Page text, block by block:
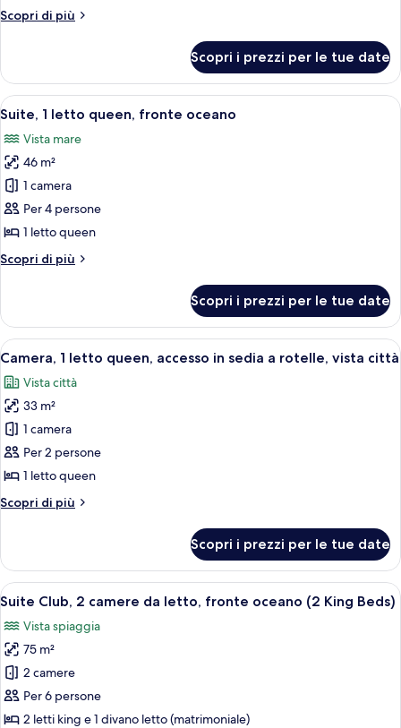
matrimoniale,
Scopri di più
Altri
1
letto
matrimoniale,
città
Scopri i prezzi per le tue date
Apri
tutte
le
foto
per
Suite,
1
queen,
Un balcone con vista sulla spiaggia,
6
Suite, 1 letto queen, fronte oceano
Vista mare
46 m²
1 camera
Per 4 persone
1 letto queen
Scopri di più
Altri
1
letto
queen,
oceano
Scopri i prezzi per le tue date
Apri
tutte
le
foto
per
Camera,
1
queen,
sedia
a
vista
città
Una camera d'albergo con un letto
5
Camera, 1 letto queen, accesso in sedia a rotelle, vista città
Vista città
33 m²
1 camera
Per 2 persone
1 letto queen
Scopri di più
Altri
1
letto
queen,
in
sedia
rotelle,
vista
città
Scopri i prezzi per le tue date
Apri
tutte
le
foto
per
Suite
Club,
Una spiaggia con una barca, palme e
8
Suite Club, 2 camere da letto, fronte oceano (2 King Beds)
Vista spiaggia
75 m²
2 camere
Per 6 persone
2 letti king e 1 divano letto (matrimoniale)